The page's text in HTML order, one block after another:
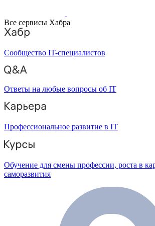
Все сервисы Хабра
Сообщество IT-специалистов
Ответы на любые вопросы об IT
Профессиональное развитие в IT
Обучение для смены профессии, роста в
саморазвития